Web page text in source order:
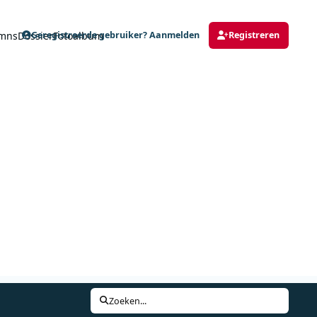
DossierFotoalbum
Geregistreerde gebruiker? Aanmelden Registreren
Zoeken...